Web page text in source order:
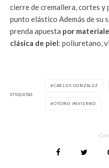
cierre de cremallera, cortes y
punto elástico Además de su
prenda apuesta por
clásica de piel: poliuretano,
ETIQUETAS
CARLOS GONZALEZ
OTOÑO INVIERNO